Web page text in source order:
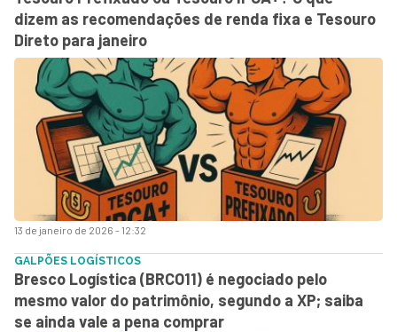
13 de janeiro de 2026 - 12:32
dizem as recomendações de renda fixa e Tesouro
Direto para janeiro
GALPÕES LOGÍSTICOS
Bresco Logística (BRCO11) é negociado pelo
mesmo valor do patrimônio, segundo a XP; saiba
se ainda vale a pena comprar